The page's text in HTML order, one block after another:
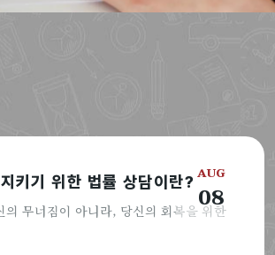
AUG
08
키기 위한 법률 상담이란?
의 무너짐이 아니라, 당신의 회복을 위한